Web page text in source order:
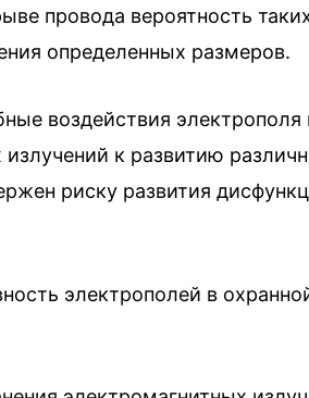
провода вероятность
определенных размеров.
воздействия
к развитию
риску развития
электрополей в